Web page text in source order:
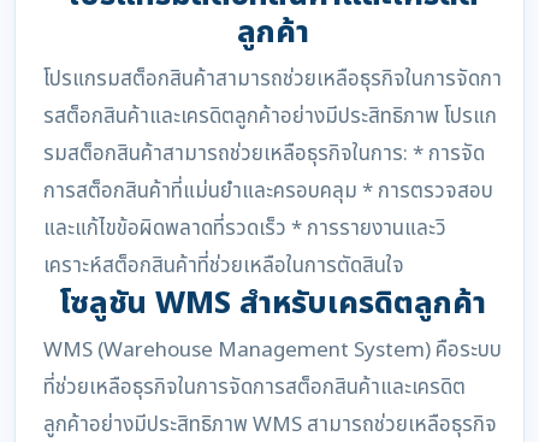
ลูกค้า
โปรแกรมสต็อกสินค้าสามารถช่วยเหลือธุรกิจในการจัดกา
รสต็อกสินค้าและเครดิตลูกค้าอย่างมีประสิทธิภาพ โปรแก
รมสต็อกสินค้าสามารถช่วยเหลือธุรกิจในการ: * การจัด
การสต็อกสินค้าที่แม่นยำและครอบคลุม * การตรวจสอบ
และแก้ไขข้อผิดพลาดที่รวดเร็ว * การรายงานและวิ
เคราะห์สต็อกสินค้าที่ช่วยเหลือในการตัดสินใจ
โซลูชัน WMS สำหรับเครดิตลูกค้า
WMS (Warehouse Management System) คือระบบ
ที่ช่วยเหลือธุรกิจในการจัดการสต็อกสินค้าและเครดิต
ลูกค้าอย่างมีประสิทธิภาพ WMS สามารถช่วยเหลือธุรกิจ